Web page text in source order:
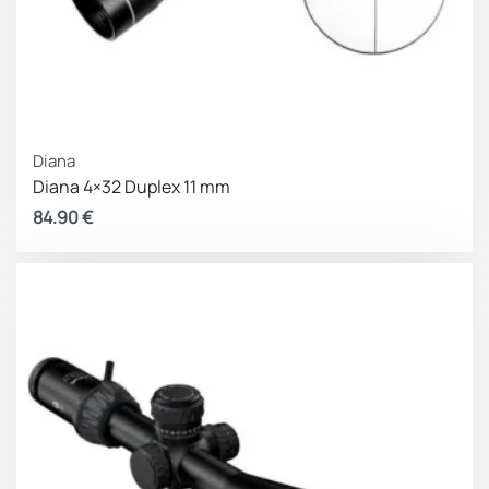
Diana
Diana 4×32 Duplex 11 mm
84.90€